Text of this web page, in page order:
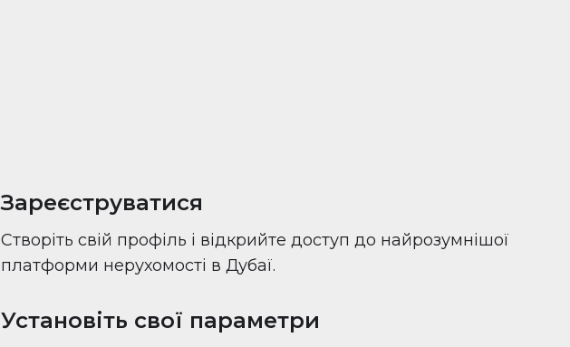
Зареєструватися
Створіть свій профіль і відкрийте доступ до найрозумнішої
платформи нерухомості в Дубаї.
Установіть свої параметри